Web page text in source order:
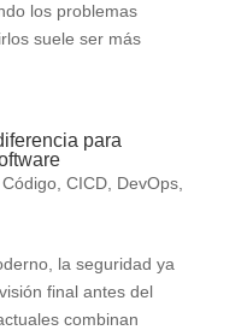
los problemas
suele ser más
para
, CICD, DevOps,
la seguridad ya
final antes del
combinan